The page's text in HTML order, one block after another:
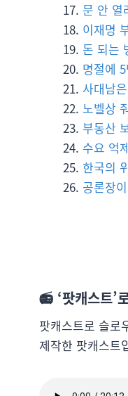
문 안 열
이재명
돈 되는
명절에
사대남
노벨상
부동산
수요 억
한국의
공론장
📻 ‘팟캐스트’
팟캐스트로 슬로
제작한 팟캐스트